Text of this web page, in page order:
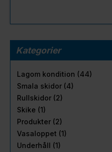
Kategorier
Lagom kondition (44)
Smala skidor (4)
Rullskidor (2)
Skike (1)
Produkter (2)
Vasaloppet (1)
Underhåll (1)